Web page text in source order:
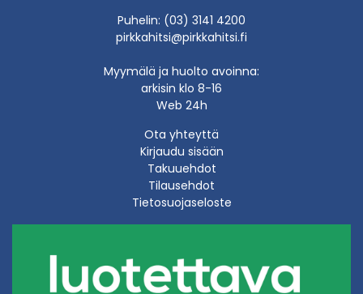
Puhelin: (03) 3141 4200
pirkkahitsi@pirkkahitsi.fi
Myymälä ja huolto avoinna:
arkisin klo 8-16
Web 24h
Ota yhteyttä
Kirjaudu sisään
Takuuehdot
Tilausehdot
Tietosuojaseloste